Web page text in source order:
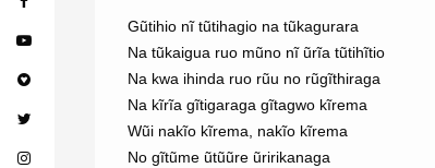
Gũtihio nĩ tũtihagio na tũkagurara
Na tũkaigua ruo mũno nĩ ũrĩa tũtihĩtio
Na kwa ihinda ruo rũu no rũgĩthiraga
Na kĩrĩa gĩtigaraga gĩtagwo kĩrema
Wũi nakĩo kĩrema, nakĩo kĩrema
No gĩtũme ũtũũre ũririkanaga